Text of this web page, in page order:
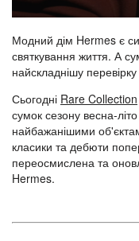
Модний дім Hermes є
святкування життя. А
найскладнішу
Сьогодні Rare Collection
сумок сезону весна-
найбажанішими
класики та дебюти
переосмислена та
Hermes.